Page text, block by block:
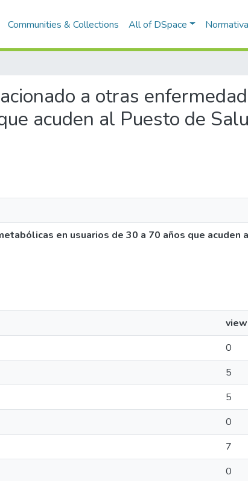
Communities & Collections All of DSpace
a otras
acuden al Puesto de
en usuarios de 30 a 70 años que acuden
0
5
5
0
7
0